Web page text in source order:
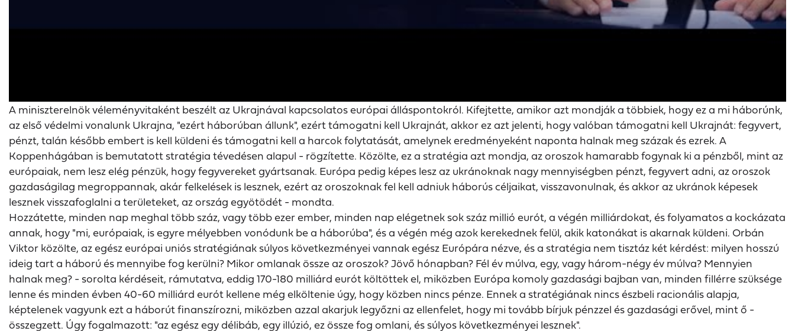
A miniszterelnök véleményvitaként beszélt az Ukrajnával kapcsolatos európai álláspontokról. Kifejtette, amikor azt mondják a többiek, hogy ez a mi háborúnk,
az első védelmi vonalunk Ukrajna, "ezért háborúban állunk", ezért támogatni kell Ukrajnát, akkor ez azt jelenti, hogy valóban támogatni kell Ukrajnát: fegyvert,
pénzt, talán később embert is kell küldeni és támogatni kell a harcok folytatását, amelynek eredményeként naponta halnak meg százak és ezrek. A
Koppenhágában is bemutatott stratégia tévedésen alapul - rögzítette. Közölte, ez a stratégia azt mondja, az oroszok hamarabb fogynak ki a pénzből, mint az
európaiak, nem lesz elég pénzük, hogy fegyvereket gyártsanak. Európa pedig képes lesz az ukránoknak nagy mennyiségben pénzt, fegyvert adni, az oroszok
gazdaságilag megroppannak, akár felkelések is lesznek, ezért az oroszoknak fel kell adniuk háborús céljaikat, visszavonulnak, és akkor az ukránok képesek
lesznek visszafoglalni a területeket, az ország egyötödét - mondta.
Hozzátette, minden nap meghal több száz, vagy több ezer ember, minden nap elégetnek sok száz millió eurót, a végén milliárdokat, és folyamatos a kockázata
annak, hogy "mi, európaiak, is egyre mélyebben vonódunk be a háborúba", és a végén még azok kerekednek felül, akik katonákat is akarnak küldeni. Orbán
Viktor közölte, az egész európai uniós stratégiának súlyos következményei vannak egész Európára nézve, és a stratégia nem tisztáz két kérdést: milyen hosszú
ideig tart a háború és mennyibe fog kerülni? Mikor omlanak össze az oroszok? Jövő hónapban? Fél év múlva, egy, vagy három-négy év múlva? Mennyien
halnak meg? - sorolta kérdéseit, rámutatva, eddig 170-180 milliárd eurót költöttek el, miközben Európa komoly gazdasági bajban van, minden fillérre szüksége
lenne és minden évben 40-60 milliárd eurót kellene még elköltenie úgy, hogy közben nincs pénze. Ennek a stratégiának nincs észbeli racionális alapja,
képtelenek vagyunk ezt a háborút finanszírozni, miközben azzal akarjuk legyőzni az ellenfelet, hogy mi tovább bírjuk pénzzel és gazdasági erővel, mint ő -
összegzett. Úgy fogalmazott: "az egész egy délibáb, egy illúzió, ez össze fog omlani, és súlyos következményei lesznek".